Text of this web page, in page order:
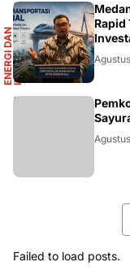
E
N
E
R
G
I
D
A
N
I
N
F
R
A
S
T
R
U
K
T
UR
Rapid
Failed to load posts.